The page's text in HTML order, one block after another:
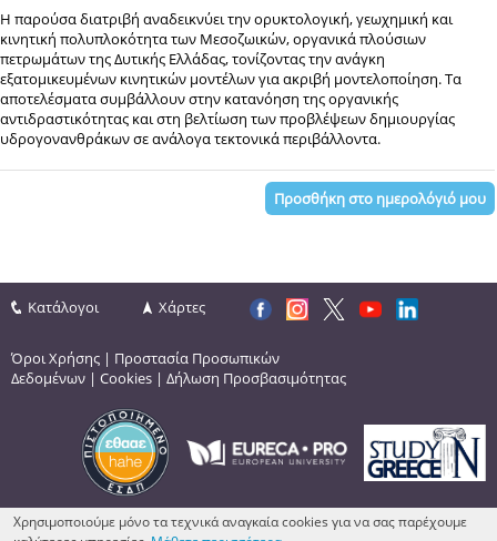
Η παρούσα διατριβή αναδεικνύει την ορυκτολογική, γεωχημική και
κινητική πολυπλοκότητα των Μεσοζωικών, οργανικά πλούσιων
πετρωμάτων της Δυτικής Ελλάδας, τονίζοντας την ανάγκη
εξατομικευμένων κινητικών μοντέλων για ακριβή μοντελοποίηση. Τα
αποτελέσματα συμβάλλουν στην κατανόηση της οργανικής
αντιδραστικότητας και στη βελτίωση των προβλέψεων δημιουργίας
υδρογονανθράκων σε ανάλογα τεκτονικά περιβάλλοντα.
Προσθήκη στο ημερολόγιό μου
Κατάλογοι Χάρτες
Όροι Χρήσης | Προστασία Προσωπικών
Δεδομένων | Cookies | Δήλωση Προσβασιμότητας
Χρησιμοποιούμε μόνο τα τεχνικά αναγκαία cookies για να σας παρέχουμε